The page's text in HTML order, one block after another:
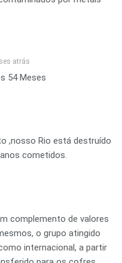
atrás
54 Meses
,nosso Rio está destruído
cometidos.
complemento de valores
o grupo atingido
internacional, a partir